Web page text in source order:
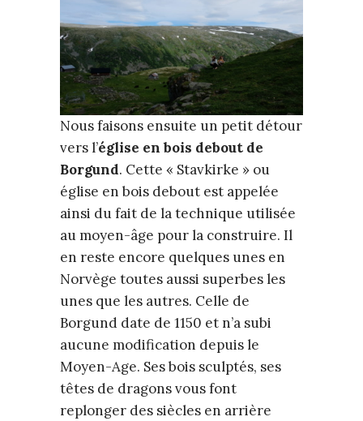
Nous faisons ensuite un petit détour
vers l’église en bois debout de
Borgund. Cette « Stavkirke » ou
église en bois debout est appelée
ainsi du fait de la technique utilisée
au moyen-âge pour la construire. Il
en reste encore quelques unes en
Norvège toutes aussi superbes les
unes que les autres. Celle de
Borgund date de 1150 et n’a subi
aucune modification depuis le
Moyen-Age. Ses bois sculptés, ses
têtes de dragons vous font
replonger des siècles en arrière